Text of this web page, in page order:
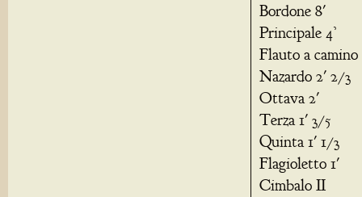
Bordone 8'
Principale 4’
Flauto a camino
Nazardo 2' 2/3
Ottava 2'
Terza 1' 3/5
Quinta 1' 1/3
Flagioletto 1'
Cimbalo II